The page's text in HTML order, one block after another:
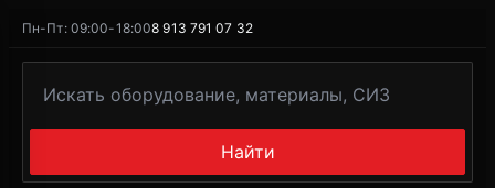
Пн-Пт: 09:00-18:008 913 791 07 32
Найти